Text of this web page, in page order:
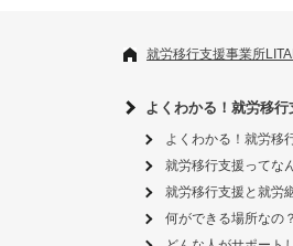
就労移行支援事業所
よくわかる！就労移行
よくわかる！就労移
就労移行支援ってな
就労移行支援と就労
何ができる場所なの？